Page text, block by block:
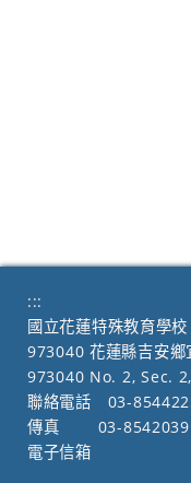
:::
國立花蓮特殊教育學校
973040 花蓮縣吉安鄉
973040 No. 2, Sec.
聯絡電話
03-
傳真
03-8542039
電子信箱